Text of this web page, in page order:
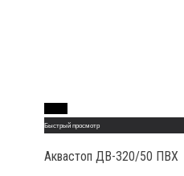
Быстрый просмотр
Аквастоп ДВ-320/50 ПВХ